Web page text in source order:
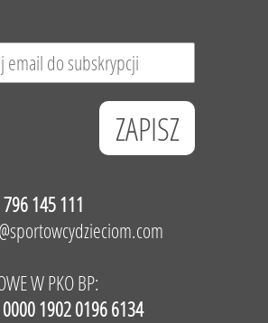
145 111
W PKO BP:
1902 0196 6134